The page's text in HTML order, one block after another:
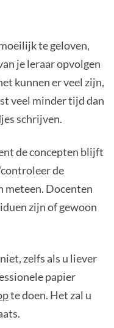
te geloven,
je leraar opvolgen
kunnen er veel zijn,
veel minder tijd dan
schrijven.
de concepten blijft
de
meteen. Docenten
zijn of gewoon
zelfs als u liever
papier
te doen. Het zal u